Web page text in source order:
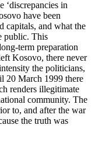
in
have been
capitals, and what the
public. This
term preparation
Kosovo, there never
the politicians,
20 March 1999 there
renders illegitimate
community. The
to, and after the war
the truth was